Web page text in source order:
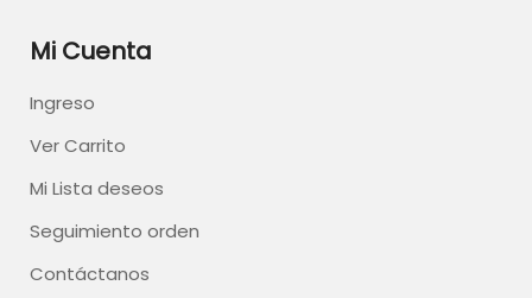
Mi Cuenta
Ingreso
Ver Carrito
Mi Lista deseos
Seguimiento orden
Contáctanos